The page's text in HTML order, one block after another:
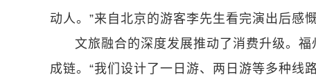
动人。”来自北京的游客李先生看完演出后感慨
文旅融合的深度发展推动了消费升级。
成链。“我们设计了一日游、两日游等多种线